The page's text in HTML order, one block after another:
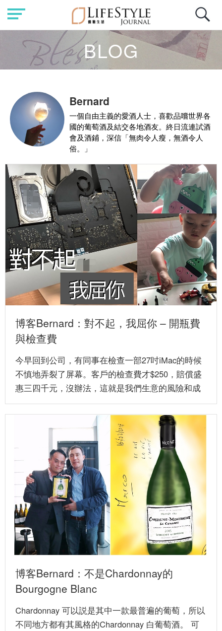
BLOG
Bernard
一個自由主義的愛酒人士，喜歡品嚐世界各
國的葡萄酒及結交各地酒友。終日流連試酒
會及酒鋪，深信「無肉令人瘦，無酒令人
俗。」
博客Bernard：對不起，我屈你 – 開瓶費
與檢查費
今早回到公司，有同事在檢查一部27吋iMac的時候
不慎地弄裂了屏幕。客戶的檢查費才$250，賠償盛
惠三四千元，沒辦法，這就是我們生意的風險和成
本。唯有叫同事們下...
博客Bernard：不是Chardonnay的
Bourgogne Blanc
Chardonnay 可以説是其中一款最普遍的葡萄，所以
不同地方都有其風格的Chardonnay 白葡萄酒。 可